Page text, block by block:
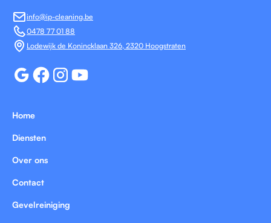
info@ip-cleaning.be
0478 77 01 88
Lodewijk de Konincklaan 326, 2320 Hoogstraten
Home
Diensten
Over ons
Contact
Gevelreiniging